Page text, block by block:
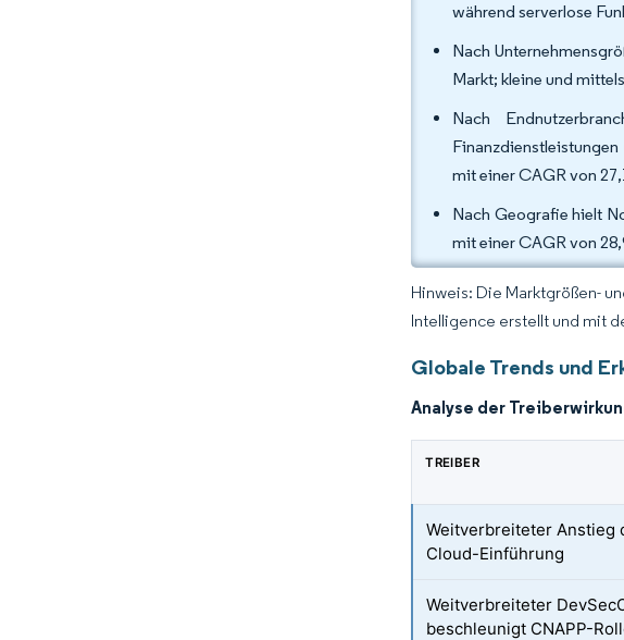
während serverlose
Nach
Markt; kleine und
Nach
mit einer CAGR von
Nach Geografie hielt
mit einer CAGR von
Hinweis: Die Marktgrößen-
Intelligence erstellt und mit
Globale Trends und
Analyse der
TREIBER
Weitverbreiteter Anstieg
Cloud-Einführung
Weitverbreiteter
beschleunigt CNAPP-